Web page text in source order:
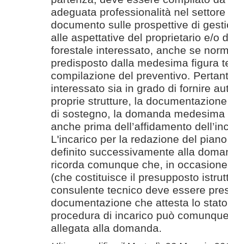
adeguata professionalità nel
documento sulle prospettive di
alle aspettative del proprietario e/o
forestale interessato, anche se
predisposto dalla medesima figura
compilazione del preventivo.
interessato sia in grado di fornire
proprie strutture, la
di sostegno, la domanda
anche prima dell’affidamento
L'incarico per la redazione del
definito successivamente alla
ricorda comunque che, in
(che costituisce il presupposto
consulente tecnico deve essere
documentazione che attesta lo
procedura di incarico può
allegata alla domanda.